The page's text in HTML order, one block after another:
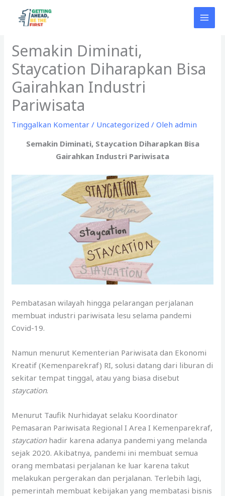
Semakin Diminati,
Staycation Diharapkan Bisa
Gairahkan Industri
Pariwisata
Tinggalkan Komentar / Uncategorized / Olehadmin
Semakin Diminati, Staycation Diharapkan Bisa
Gairahkan Industri Pariwisata
Pembatasan wilayah hingga pelarangan perjalanan
membuat industri pariwisata lesu selama pandemi
Covid-19.
Namun menurut Kementerian Pariwisata dan Ekonomi
Kreatif (Kemenparekraf) RI, solusi datang dari liburan di
sekitar tempat tinggal, atau yang biasa disebut
staycation.
Menurut Taufik Nurhidayat selaku Koordinator
Pemasaran Pariwisata Regional I Area I Kemenparekraf,
staycationhadir karena adanya pandemi yang melanda
sejak 2020. Akibatnya, pandemi ini membuat semua
orang membatasi perjalanan ke luar karena takut
melakukan pergerakan dan perjalanan. Terlebih lagi,
pemerintah membuat kebijakan yang membatasi bisnis